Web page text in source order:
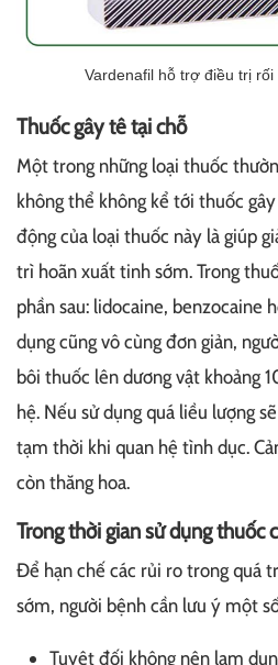
Vardenafil hỗ trợ điều trị
Thuốc gây tê tại chỗ
Một trong những loại thuốc
không thể không kể tới thuốc
động của loại thuốc này là giúp
trì hoãn xuất tinh sớm. Trong
phần sau: lidocaine, benzocaine
dụng cũng vô cùng đơn giản,
bôi thuốc lên dương vật khoảng
hệ. Nếu sử dụng quá liều lượng
tạm thời khi quan hệ tình dục.
còn thăng hoa.
Trong thời gian sử dụng thuốc
Để hạn chế các rủi ro trong quá
sớm, người bệnh cần lưu ý một
Tuyệt đối không nên lạm